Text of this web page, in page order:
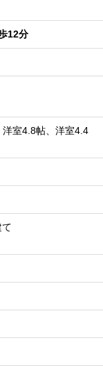
12分
室4.8帖、洋室4.4